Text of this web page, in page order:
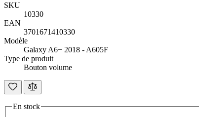
SKU
10330
EAN
3701671410330
Modèle
Galaxy A6+ 2018 - A605F
Type de produit
Bouton volume
En stock